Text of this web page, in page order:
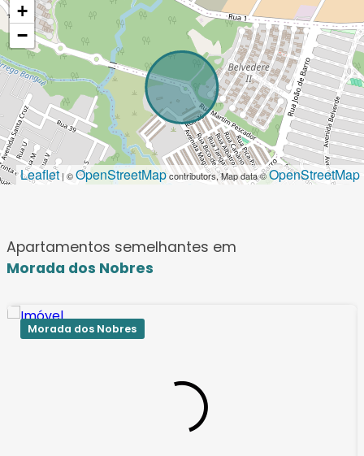
+
−
Leaflet| ©OpenStreetMapcontributors, Map data ©OpenStreetMap
Apartamentos semelhantes em
Morada dos Nobres
Morada dos Nobres